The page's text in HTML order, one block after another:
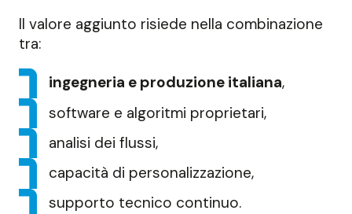
Il valore aggiunto risiede nella combinazione
tra:
ingegneria e produzione italiana,
software e algoritmi proprietari,
analisi dei flussi,
capacità di personalizzazione,
supporto tecnico continuo.